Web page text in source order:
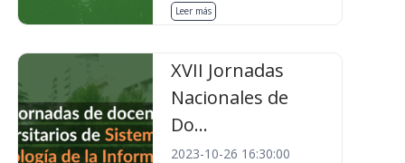
Leer más
XVII Jornadas
Nacionales de
Do...
2023-10-26 16:30:00